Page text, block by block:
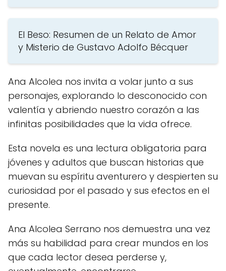
El Beso: Resumen de un Relato de Amor
y Misterio de Gustavo Adolfo Bécquer
Ana Alcolea nos invita a volar junto a sus
personajes, explorando lo desconocido con
valentía y abriendo nuestro corazón a las
infinitas posibilidades que la vida ofrece.
Esta novela es una lectura obligatoria para
jóvenes y adultos que buscan historias que
muevan su espíritu aventurero y despierten su
curiosidad por el pasado y sus efectos en el
presente.
Ana Alcolea Serrano nos demuestra una vez
más su habilidad para crear mundos en los
que cada lector desea perderse y,